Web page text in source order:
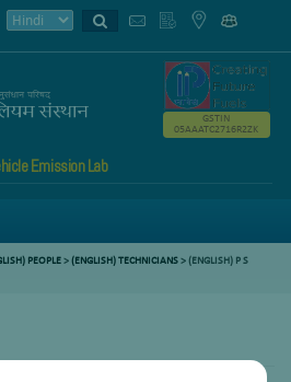
Emission Lab
GSTIN
05AAATC2716R2ZK
PEOPLE>(ENGLISH) TECHNICIANS> (ENGLISH) P S